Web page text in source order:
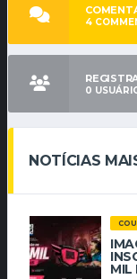
4
0
NOTÍCIAS
MIL